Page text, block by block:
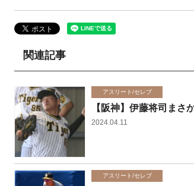
関連記事
アスリート/セレブ
【阪神】伊藤将司ま
2024.04.11
アスリート/セレブ